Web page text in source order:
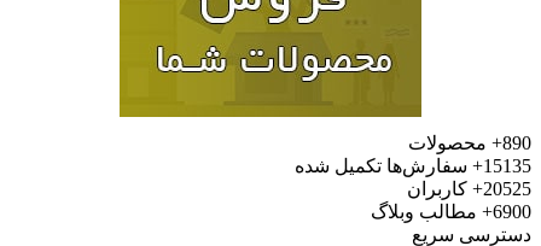
محصولات
سفارش‌ها تکمیل شده
کاربران
مطالب وبلاگ
سریع